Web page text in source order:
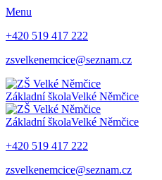
Menu
+420 519 417 222
zsvelkenemcice@seznam.cz
Základní školaVelké Němčice
Základní školaVelké Němčice
+420 519 417 222
zsvelkenemcice@seznam.cz